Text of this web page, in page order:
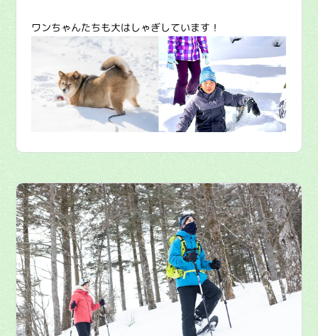
ワンちゃんたちも大はしゃぎしています！